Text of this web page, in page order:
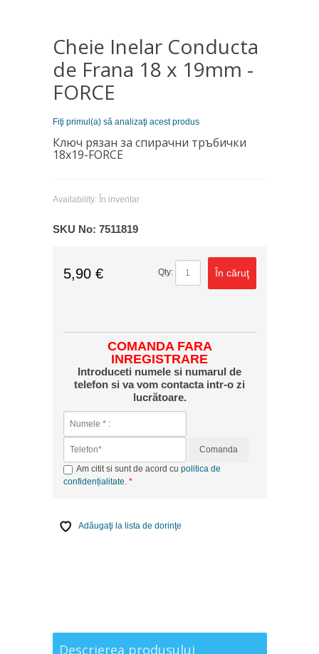
Cheie Inelar Conducta
de Frana 18 x 19mm -
FORCE
Fiţi primul(a) să analizaţi acest produs
Ключ рязан за спирачни тръбички
18х19-FORCE
Availability: În inventar
SKU No: 7511819
5,90 € Qty: În căruţ
COMANDA FARA
INREGISTRARE
Introduceti numele si numarul de
telefon si va vom contacta intr-o zi
lucrătoare.
Comanda
Am citit si sunt de acord cu politica de
confidențialitate.
Adăugaţi la lista de dorinţe
Descrierea produsului